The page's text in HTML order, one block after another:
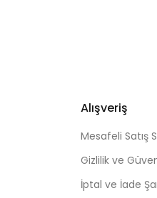
Alışveriş
Mesafeli Satış
Gizlilik ve
İptal ve İade